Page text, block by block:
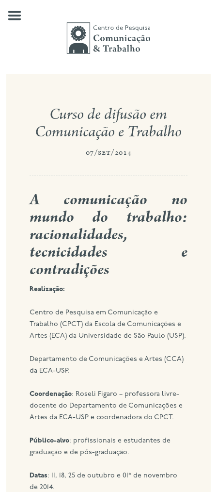
nossas pesquisas
publicações
notícias
contato
busca
eng
Curso de difusão em
Comunicação e Trabalho
07/set/2014
A comunicação no
mundo do trabalho:
racionalidades,
tecnicidades e
contradições
Realização:
Centro de Pesquisa em Comunicação e
Trabalho (CPCT) da Escola de Comunicações e
Artes (ECA) da Universidade de São Paulo (USP).
Departamento de Comunicações e Artes (CCA)
da ECA-USP.
Coordenação: Roseli Figaro – professora livre-
docente do Departamento de Comunicações e
Artes da ECA-USP e coordenadora do CPCT.
Público-alvo: profissionais e estudantes de
graduação e de pós-graduação.
Datas: 11, 18, 25 de outubro e 01* de novembro
de 2014.